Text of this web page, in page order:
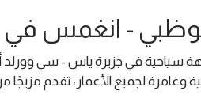
- انغمس في
سياحية في جزيرة ياس - سي وورلد
وغامرة لجميع الأعمار، تقدم